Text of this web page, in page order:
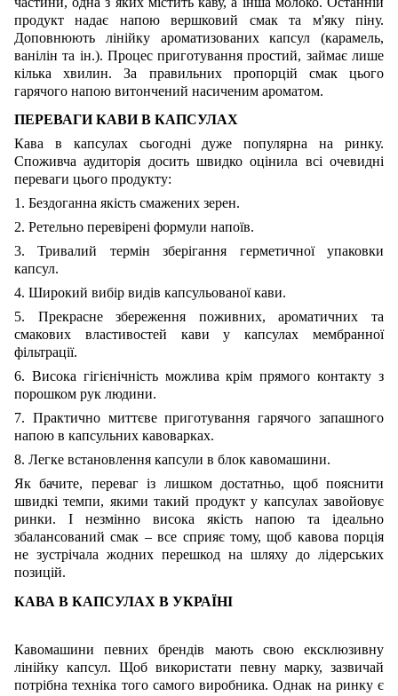
продукт надає напою вершковий смак та м'яку піну.
Доповнюють лінійку ароматизованих капсул (карамель,
ванілін та ін.). Процес приготування простий, займає лише
кілька хвилин. За правильних пропорцій смак цього
гарячого напою витончений насиченим ароматом.
ПЕРЕВАГИ КАВИ В КАПСУЛАХ
Кава в капсулах сьогодні дуже популярна на ринку.
Споживча аудиторія досить швидко оцінила всі очевидні
переваги цього продукту:
1. Бездоганна якість смажених зерен.
2. Ретельно перевірені формули напоїв.
3. Тривалий термін зберігання герметичної упаковки
капсул.
4. Широкий вибір видів капсульованої кави.
5. Прекрасне збереження поживних, ароматичних та
смакових властивостей кави у капсулах мембранної
фільтрації.
6. Висока гігієнічність можлива крім прямого контакту з
порошком рук людини.
7. Практично миттєве приготування гарячого запашного
напою в капсульних кавоварках.
8. Легке встановлення капсули в блок кавомашини.
Як бачите, переваг із лишком достатньо, щоб пояснити
швидкі темпи, якими такий продукт у капсулах завойовує
ринки. І незмінно висока якість напою та ідеально
збалансований смак – все сприяє тому, щоб кавова порція
не зустрічала жодних перешкод на шляху до лідерських
позицій.
КАВА В КАПСУЛАХ В УКРАЇНІ
Кавомашини певних брендів мають свою ексклюзивну
лінійку капсул. Щоб використати певну марку, зазвичай
потрібна техніка того самого виробника. Однак на ринку є